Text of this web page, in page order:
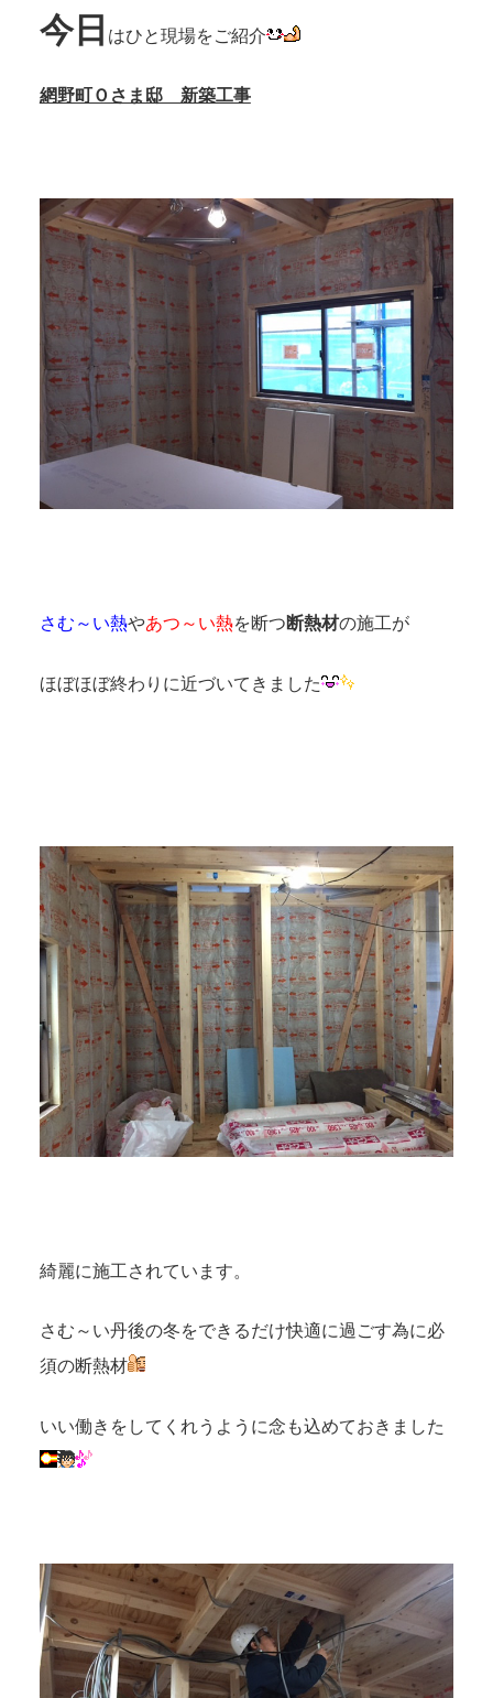
今日 はひと現場をご紹介
網野町Ｏさま邸 新築工事
さむ～い熱やあつ～い熱を断つ断熱材の施工が
ほぼほぼ終わりに近づいてきました
綺麗に施工されています。
さむ～い丹後の冬をできるだけ快適に過ごす為に必
須の断熱材
いい働きをしてくれうように念も込めておきました